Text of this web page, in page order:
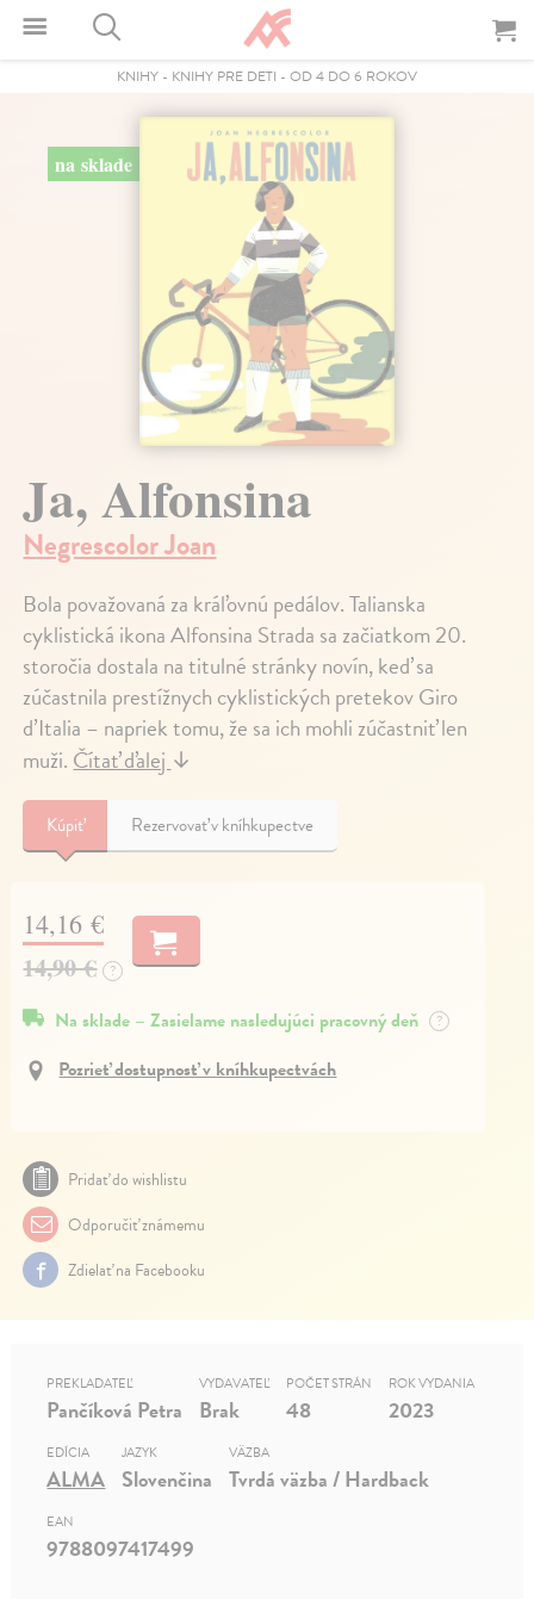
KNIHY - KNIHY PRE DETI - OD 4 DO 6 ROKOV
na sklade
Ja, Alfonsina
Negrescolor Joan
Bola považovaná za kráľovnú pedálov. Talianska
cyklistická ikona Alfonsina Strada sa začiatkom 20.
storočia dostala na titulné stránky novín, keď sa
zúčastnila prestížnych cyklistických pretekov Giro
d’Italia – napriek tomu, že sa ich mohli zúčastniť len
muži.Čítať ďalej↓
Kúpiť Rezervovať v kníhkupectve
14,16 €
14,90 € ?
Na sklade – Zasielame nasledujúci pracovný deň ?
Pozrieť dostupnosť v kníhkupectvách
Pridať do wishlistu
Odporučiť známemu
Zdielať na Facebooku
PREKLADATEĽ
Pančíková Petra
VYDAVATEĽ
Brak
POČET STRÁN
48
ROK VYDANIA
2023
EDÍCIA
ALMA
JAZYK
Slovenčina
VÄZBA
Tvrdá väzba / Hardback
EAN
9788097417499